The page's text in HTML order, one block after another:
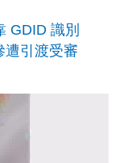
GDID 識別
遭引渡受審